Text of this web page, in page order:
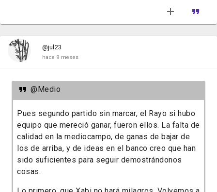
@jul23
hace 9 meses
@Medio
Pues segundo partido sin marcar, el Rayo si hubo
equipo que mereció ganar, fueron ellos. La falta de
calidad en la mediocampo, de ganas de bajar de
los de arriba, y de ideas en el banco creo que han
sido suficientes para seguir demostrándonos
cosas.